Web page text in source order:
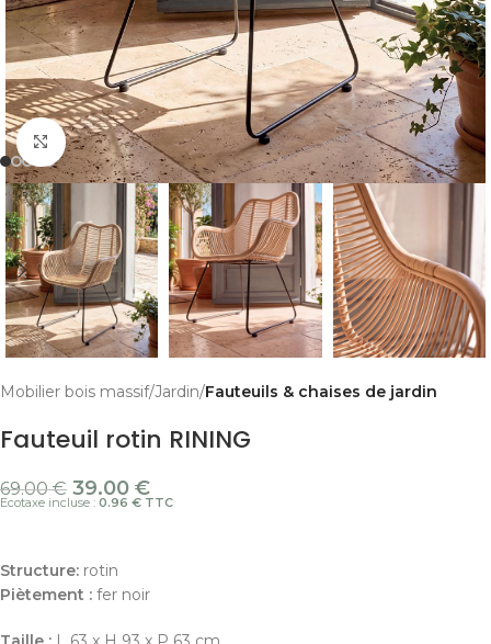
Cliquer pour agrandir
Mobilier bois massif Jardin Fauteuils & chaises de jardin
Fauteuil rotin RINING
69.00€ 39.00 €
Ecotaxe incluse : 0.96 € TTC
Structure: rotin
Piètement : fer noir